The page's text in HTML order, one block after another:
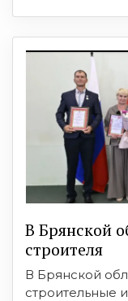
В Брянской
строителя
В Брянской
строительные